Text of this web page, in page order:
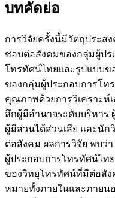
บทคัดย่อ
การวิจัยครั้งนี้มีวัตถุประส
ชอบต่อสังคมของกลุ่มผู้ปร
โทรทัศน์ไทยและรูปแบบข
ของกลุ่มผู้ประกอบการโท
คุณภาพด้วยการวิเคราะห์
ลึกผู้มีอํานาจระดับบริหาร
ผู้มีส่วนได้ส่วนเสีย และนั
ต่อสังคม ผลการวิจัย พบว่
ผู้ประกอบการโทรทัศน์ไ
ของวิทยุโทรทัศน์ที่มีต่อสั
หมายทั้งภายในและภายน